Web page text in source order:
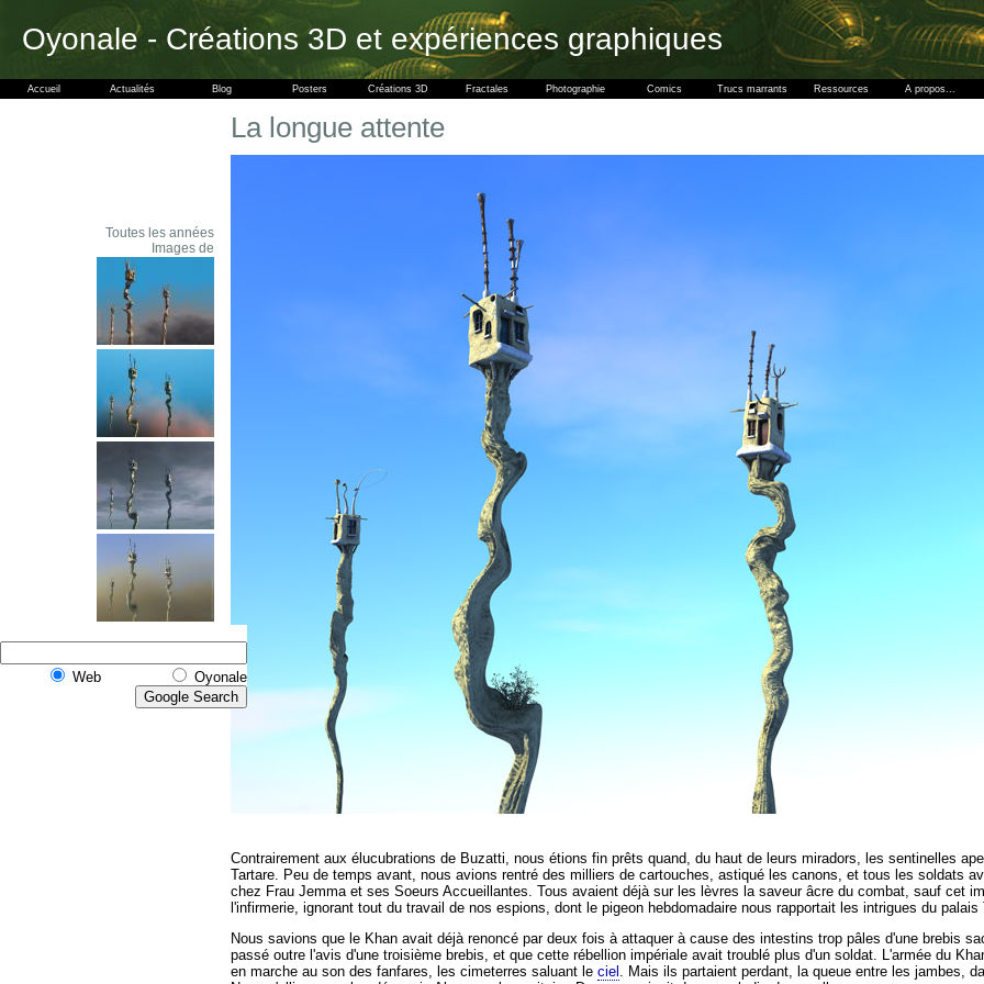
Oyonale - Créations 3D et expériences graphiques
Accueil Actualités Blog Posters Créations 3D Fractales Photographie Comics Trucs marrants Ressources A propos...
Toutes les années
Images de
Web Oyonale
La longue attente
Contrairement aux élucubrations de Buzatti, nous étions fin prêts quand, du haut de leurs miradors, les sentinelles
Tartare. Peu de temps avant, nous avions rentré des milliers de cartouches, astiqué les canons, et tous les soldats
chez Frau Jemma et ses Soeurs Accueillantes. Tous avaient déjà sur les lèvres la saveur âcre du combat, sauf cet
l'infirmerie, ignorant tout du travail de nos espions, dont le pigeon hebdomadaire nous rapportait les intrigues du palais
Nous savions que le Khan avait déjà renoncé par deux fois à attaquer à cause des intestins trop pâles d'une brebis
passé outre l'avis d'une troisième brebis, et que cette rébellion impériale avait troublé plus d'un soldat. L'armée du
en marche au son des fanfares, les cimeterres saluant le ciel
. Mais ils partaient perdant, la queue entre les jambes,